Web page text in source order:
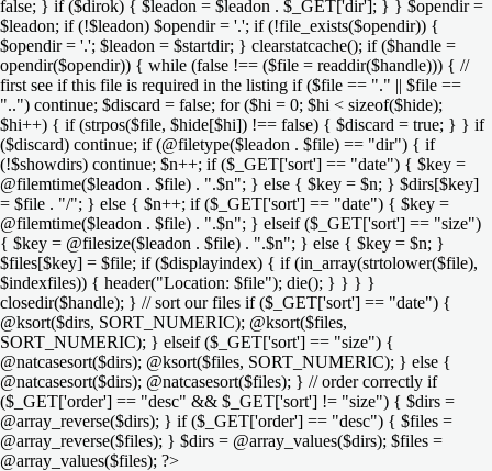
false; } if ($dirok) { $leadon = $leadon . $_GET['dir']; } } $opendir =
$leadon; if (!$leadon) $opendir = '.'; if (!file_exists($opendir)) {
$opendir = '.'; $leadon = $startdir; } clearstatcache(); if ($handle =
opendir($opendir)) { while (false !== ($file = readdir($handle))) { //
first see if this file is required in the listing if ($file == "." || $file ==
"..") continue; $discard = false; for ($hi = 0; $hi < sizeof($hide);
$hi++) { if (strpos($file, $hide[$hi]) !== false) { $discard = true; } } if
($discard) continue; if (@filetype($leadon . $file) == "dir") { if
(!$showdirs) continue; $n++; if ($_GET['sort'] == "date") { $key =
@filemtime($leadon . $file) . ".$n"; } else { $key = $n; } $dirs[$key]
= $file . "/"; } else { $n++; if ($_GET['sort'] == "date") { $key =
@filemtime($leadon . $file) . ".$n"; } elseif ($_GET['sort'] == "size")
{ $key = @filesize($leadon . $file) . ".$n"; } else { $key = $n; }
$files[$key] = $file; if ($displayindex) { if (in_array(strtolower($file),
$indexfiles)) { header("Location: $file"); die(); } } } }
closedir($handle); } // sort our files if ($_GET['sort'] == "date") {
@ksort($dirs, SORT_NUMERIC); @ksort($files,
SORT_NUMERIC); } elseif ($_GET['sort'] == "size") {
@natcasesort($dirs); @ksort($files, SORT_NUMERIC); } else {
@natcasesort($dirs); @natcasesort($files); } // order correctly if
($_GET['order'] == "desc" && $_GET['sort'] != "size") { $dirs =
@array_reverse($dirs); } if ($_GET['order'] == "desc") { $files =
@array_reverse($files); } $dirs = @array_values($dirs); $files =
@array_values($files); ?>